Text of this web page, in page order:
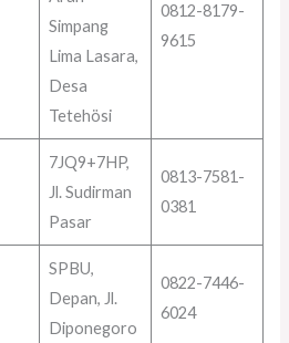
Simpang
Lima Lasara,
Desa
Tetehösi
0812-8179-
9615
7JQ9+7HP,
Jl. Sudirman
Pasar
0813-7581-
0381
SPBU,
Depan, Jl.
Diponegoro
0822-7446-
6024